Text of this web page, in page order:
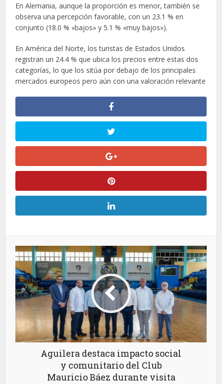
En Alemania, aunque la proporción es menor, también se
observa una percepción favorable, con un 23.1 % en
conjunto (18.0 % «bajos» y 5.1 % «muy bajos»).
En América del Norte, los turistas de Estados Unidos
registran un 24.4 % que ubica los precios entre estas dos
categorías, lo que los sitúa por debajo de los principales
mercados europeos pero aún con una valoración relevante
Aguilera destaca impacto social
y comunitario del Club
Mauricio Báez durante visita